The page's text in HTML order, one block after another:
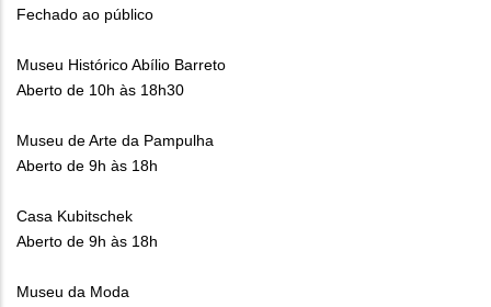
Fechado ao público
Museu Histórico Abílio Barreto
Aberto de 10h às 18h30
Museu de Arte da Pampulha
Aberto de 9h às 18h
Casa Kubitschek
Aberto de 9h às 18h
Museu da Moda